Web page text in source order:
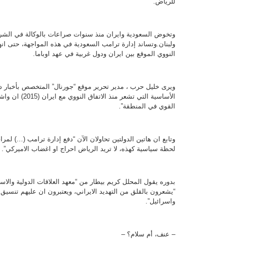
وتخوض السعودية وايران منذ سنوات صراعات بالوكالة في
ولبنان.وتساند إدارة ترامب السعودية في هذه المواجهة، حتى
النووي الموقع بين ايران ودول غربية في عهد اوباما.
ويرى خليل حرب ، مدير تحرير موقع “جورنال” المتخصص بأخبار
الأساسية التي
القوي في المنطقة”.
وتابع ان هاتين الدولتين تحاولان الآن “دفع إدارة ترامب (…)
لحظة سياسية كهذه، لا تريد الرياض احراج او اغضاب الاميركي”.
بدوره يقول المحلل كريم بيطار من “معهد العلاقات الدولية
“يشعرون بالقلق من التهديد الايراني، ويعتبرون ان عليهم
واسرائيل”.
– عنف، أم سلام؟ –